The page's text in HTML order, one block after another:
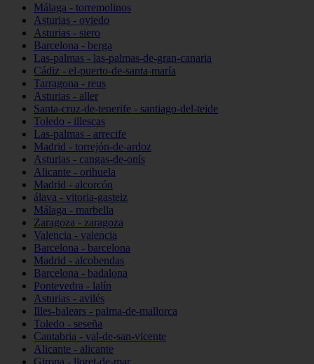
Málaga - torremolinos
Asturias - oviedo
Asturias - siero
Barcelona - berga
Las-palmas - las-palmas-de-gran-canaria
Cádiz - el-puerto-de-santa-maría
Tarragona - reus
Asturias - aller
Santa-cruz-de-tenerife - santiago-del-teide
Toledo - illescas
Las-palmas - arrecife
Madrid - torrejón-de-ardoz
Asturias - cangas-de-onís
Alicante - orihuela
Madrid - alcorcón
álava - vitoria-gasteiz
Málaga - marbella
Zaragoza - zaragoza
Valencia - valencia
Barcelona - barcelona
Madrid - alcobendas
Barcelona - badalona
Pontevedra - lalín
Asturias - avilés
Illes-balears - palma-de-mallorca
Toledo - seseña
Cantabria - val-de-san-vicente
Alicante - alicante
Girona - lloret-de-mar